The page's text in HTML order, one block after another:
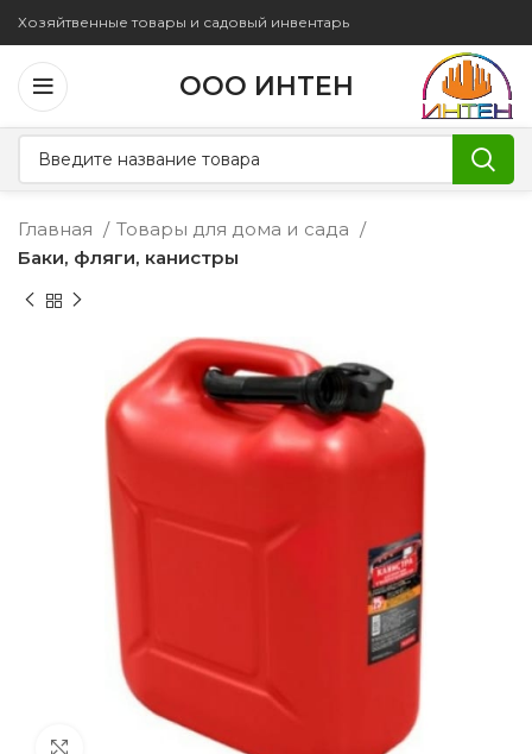
Хозяйтвенные товары и садовый инвентарь
ООО ИНТЕН
Главная
Товары для дома и сада
Баки, фляги, канистры